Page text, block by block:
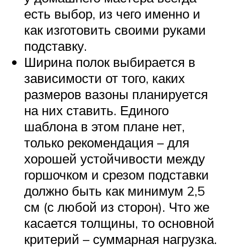
есть выбор, из чего именно и
как изготовить своими руками
подставку.
Ширина полок выбирается в
зависимости от того, каких
размеров вазоны планируется
на них ставить. Единого
шаблона в этом плане нет,
только рекомендация – для
хорошей устойчивости между
горшочком и срезом подставки
должно быть как минимум 2,5
см (с любой из сторон). Что же
касается толщины, то основной
критерий – суммарная нагрузка.